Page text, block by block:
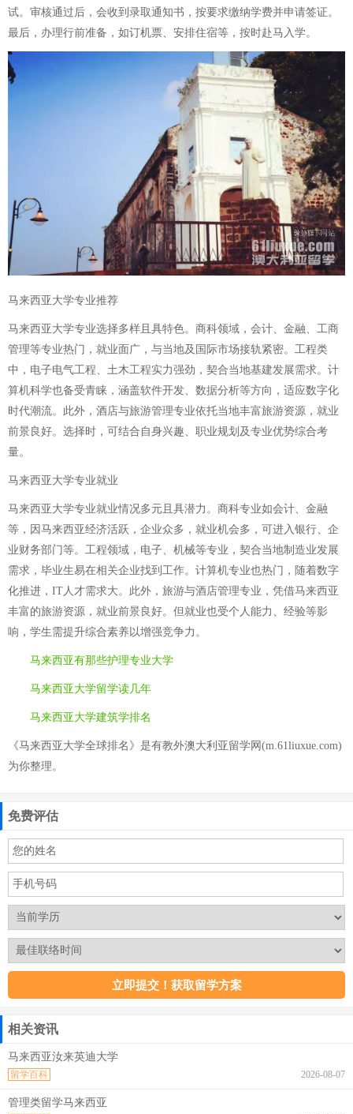
试。审核通过后，会收到录取通知书，按要求缴纳学费并申请签证。
最后，办理行前准备，如订机票、安排住宿等，按时赴马入学。
马来西亚大学专业推荐
马来西亚大学专业选择多样且具特色。商科领域，会计、金融、工商
管理等专业热门，就业面广，与当地及国际市场接轨紧密。工程类
中，电子电气工程、土木工程实力强劲，契合当地基建发展需求。计
算机科学也备受青睐，涵盖软件开发、数据分析等方向，适应数字化
时代潮流。此外，酒店与旅游管理专业依托当地丰富旅游资源，就业
前景良好。选择时，可结合自身兴趣、职业规划及专业优势综合考
量。
马来西亚大学专业就业
马来西亚大学专业就业情况多元且具潜力。商科专业如会计、金融
等，因马来西亚经济活跃，企业众多，就业机会多，可进入银行、企
业财务部门等。工程领域，电子、机械等专业，契合当地制造业发展
需求，毕业生易在相关企业找到工作。计算机专业也热门，随着数字
化推进，IT人才需求大。此外，旅游与酒店管理专业，凭借马来西亚
丰富的旅游资源，就业前景良好。但就业也受个人能力、经验等影
响，学生需提升综合素养以增强竞争力。
马来西亚有那些护理专业大学
马来西亚大学留学读几年
马来西亚大学建筑学排名
《马来西亚大学全球排名》是有教外澳大利亚留学网(m.61liuxue.com)
为你整理。
免费评估
相关资讯
马来西亚汝来英迪大学
2026-08-07
留学百科
管理类留学马来西亚